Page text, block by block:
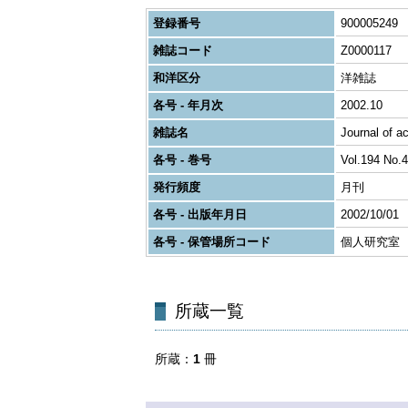
登録番号
900005249
雑誌コード
Z0000117
和洋区分
洋雑誌
各号 - 年月次
2002.10
雑誌名
Journal of
各号 - 巻号
Vol.194
発行頻度
月刊
各号 - 出版年月日
2002/10/01
各号 - 保管場所コード
個人研究室
所蔵一覧
所蔵 1 冊